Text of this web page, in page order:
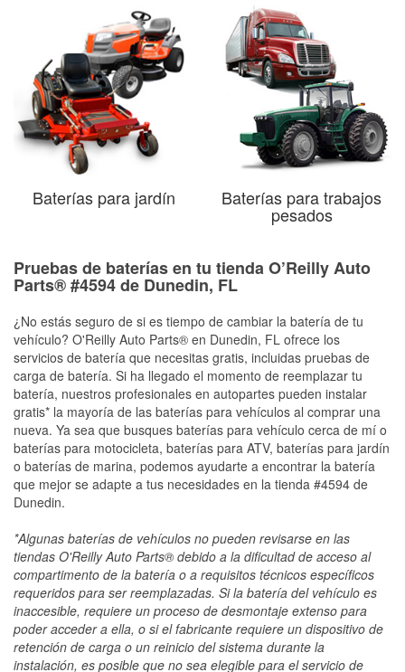
Baterías para jardín Baterías para trabajos
pesados
Pruebas de baterías en tu tienda O’Reilly Auto
Parts® #4594 de Dunedin, FL
¿No estás seguro de si es tiempo de cambiar la batería de tu
vehículo? O'Reilly Auto Parts® en Dunedin, FL ofrece los
servicios de batería que necesitas gratis, incluidas pruebas de
carga de batería. Si ha llegado el momento de reemplazar tu
batería, nuestros profesionales en autopartes pueden instalar
gratis* la mayoría de las baterías para vehículos al comprar una
nueva. Ya sea que busques baterías para vehículo cerca de mí o
baterías para motocicleta, baterías para ATV, baterías para jardín
o baterías de marina, podemos ayudarte a encontrar la batería
que mejor se adapte a tus necesidades en la tienda #4594 de
Dunedin.
*Algunas baterías de vehículos no pueden revisarse en las
tiendas O'Reilly Auto Parts® debido a la dificultad de acceso al
compartimento de la batería o a requisitos técnicos específicos
requeridos para ser reemplazadas. Si la batería del vehículo es
inaccesible, requiere un proceso de desmontaje extenso para
poder acceder a ella, o si el fabricante requiere un dispositivo de
retención de carga o un reinicio del sistema durante la
instalación, es posible que no sea elegible para el servicio de